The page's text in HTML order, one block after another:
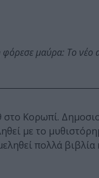
μαύρα: Το νέο
Κορωπί.
με το
πολλά